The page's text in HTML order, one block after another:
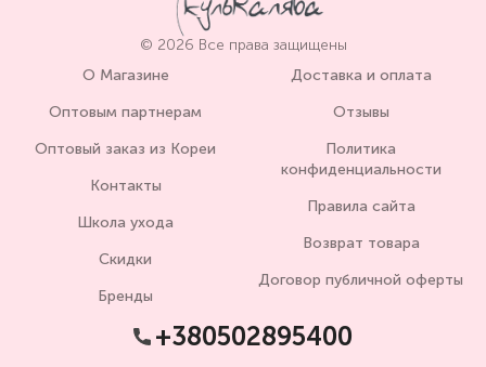
© 2026 Все права защищены
О Магазине
Оптовым партнерам
Оптовый заказ из Кореи
Контакты
Школа ухода
Скидки
Бренды
Доставка и оплата
Отзывы
Политика
конфиденциальности
Правила сайта
Возврат товара
Договор публичной оферты
+380502895400